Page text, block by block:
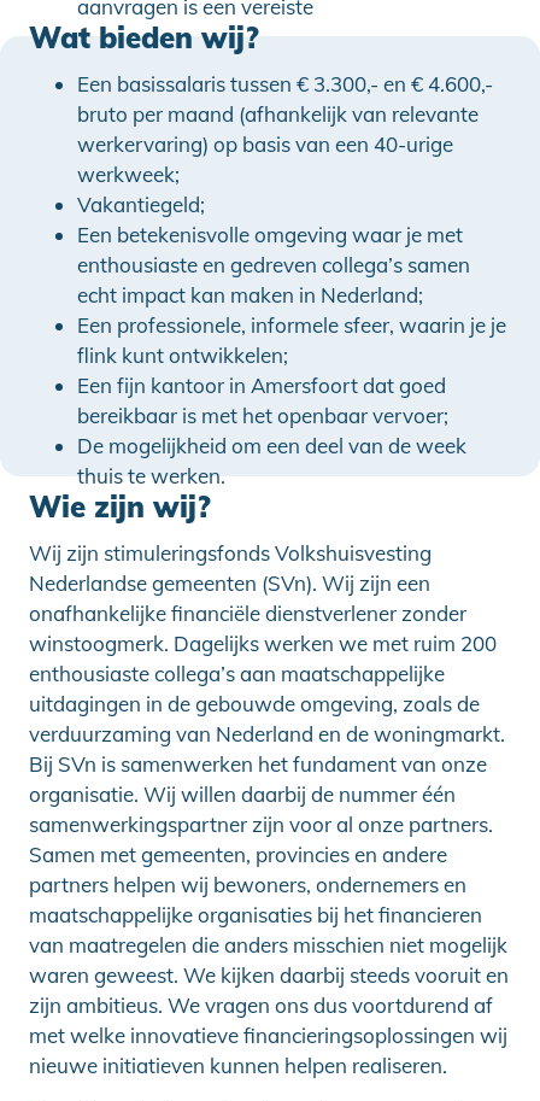
aanvragen is een vereiste
Wat bieden wij?
Een basissalaris tussen € 3.300,- en € 4.600,-
bruto per maand (afhankelijk van relevante
werkervaring) op basis van een 40-urige
werkweek;
Vakantiegeld;
Een betekenisvolle omgeving waar je met
enthousiaste en gedreven collega’s samen
echt impact kan maken in Nederland;
Een professionele, informele sfeer, waarin je je
flink kunt ontwikkelen;
Een fijn kantoor in Amersfoort dat goed
bereikbaar is met het openbaar vervoer;
De mogelijkheid om een deel van de week
thuis te werken.
Wie zijn wij?
Wij zijn stimuleringsfonds Volkshuisvesting
Nederlandse gemeenten (SVn). Wij zijn een
onafhankelijke financiële dienstverlener zonder
winstoogmerk. Dagelijks werken we met ruim 200
enthousiaste collega’s aan maatschappelijke
uitdagingen in de gebouwde omgeving, zoals de
verduurzaming van Nederland en de woningmarkt.
Bij SVn is samenwerken het fundament van onze
organisatie. Wij willen daarbij de nummer één
samenwerkingspartner zijn voor al onze partners.
Samen met gemeenten, provincies en andere
partners helpen wij bewoners, ondernemers en
maatschappelijke organisaties bij het financieren
van maatregelen die anders misschien niet mogelijk
waren geweest. We kijken daarbij steeds vooruit en
zijn ambitieus. We vragen ons dus voortdurend af
met welke innovatieve financieringsoplossingen wij
nieuwe initiatieven kunnen helpen realiseren.